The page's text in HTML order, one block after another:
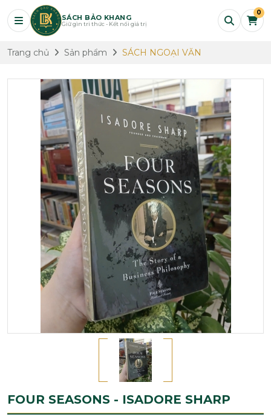
SÁCH BẢO KHANG
Giữ gìn tri thức - Kết nối giá trị
0
Trang chủ Sản phẩm SÁCH NGOẠI VĂN
FOUR SEASONS - ISADORE SHARP